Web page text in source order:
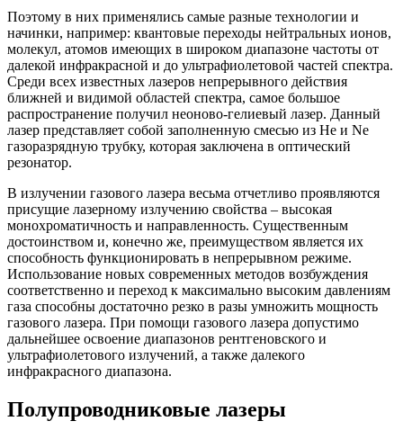
Поэтому в них применялись самые разные технологии и
начинки, например: квантовые переходы нейтральных ионов,
молекул, атомов имеющих в широком диапазоне частоты от
далекой инфракрасной и до ультрафиолетовой частей спектра.
Среди всех известных лазеров непрерывного действия
ближней и видимой областей спектра, самое большое
распространение получил неоново-гелиевый лазер. Данный
лазер представляет собой заполненную смесью из He и Ne
газоразрядную трубку, которая заключена в оптический
резонатор.
В излучении газового лазера весьма отчетливо проявляются
присущие лазерному излучению свойства – высокая
монохроматичность и направленность. Существенным
достоинством и, конечно же, преимуществом является их
способность функционировать в непрерывном режиме.
Использование новых современных методов возбуждения
соответственно и переход к максимально высоким давлениям
газа способны достаточно резко в разы умножить мощность
газового лазера. При помощи газового лазера допустимо
дальнейшее освоение диапазонов рентгеновского и
ультрафиолетового излучений, а также далекого
инфракрасного диапазона.
Полупроводниковые лазеры